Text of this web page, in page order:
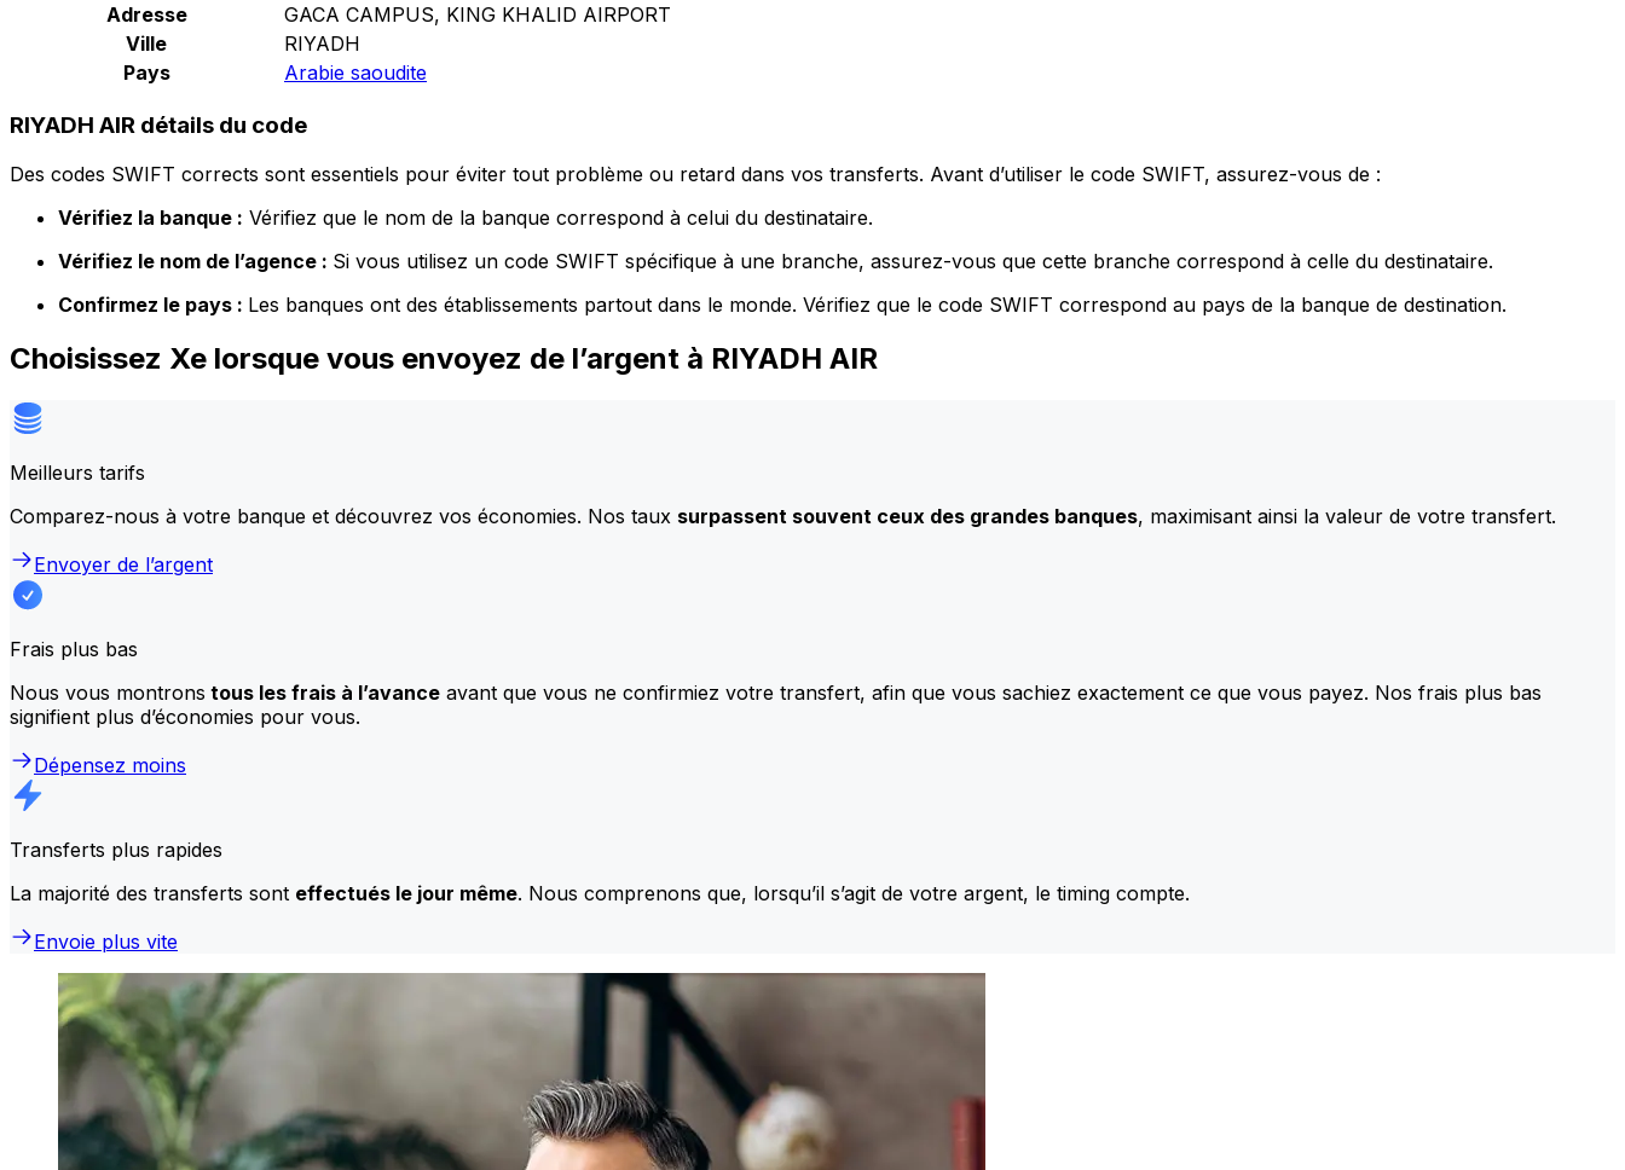
Adresse
GACA CAMPUS, KING KHALID AIRPORT
Ville
RIYADH
Pays
Arabie saoudite
RIYADH AIR détails du code
Des codes SWIFT corrects sont essentiels pour éviter tout problème ou retard dans vos transferts. Avant d’utiliser le code SWIFT, assurez-vous de :
Vérifiez la banque : Vérifiez que le nom de la banque correspond à celui du destinataire.
Vérifiez le nom de l’agence : Si vous utilisez un code SWIFT spécifique à une branche, assurez-vous que cette branche correspond à celle du destinataire.
Confirmez le pays : Les banques ont des établissements partout dans le monde. Vérifiez que le code SWIFT correspond au pays de la banque de destination.
Choisissez Xe lorsque vous envoyez de l’argent à RIYADH AIR
Meilleurs tarifs
Comparez-nous à votre banque et découvrez vos économies. Nos taux surpassent souvent ceux des grandes banques, maximisant ainsi la valeur de votre transfert.
Envoyer de l’argent
Frais plus bas
Nous vous montrons tous les frais à l’avance avant que vous ne confirmiez votre transfert, afin que vous sachiez exactement ce que vous payez. Nos frais plus bas
signifient plus d’économies pour vous.
Dépensez moins
Transferts plus rapides
La majorité des transferts sont effectués le jour même. Nous comprenons que, lorsqu’il s’agit de votre argent, le timing compte.
Envoie plus vite